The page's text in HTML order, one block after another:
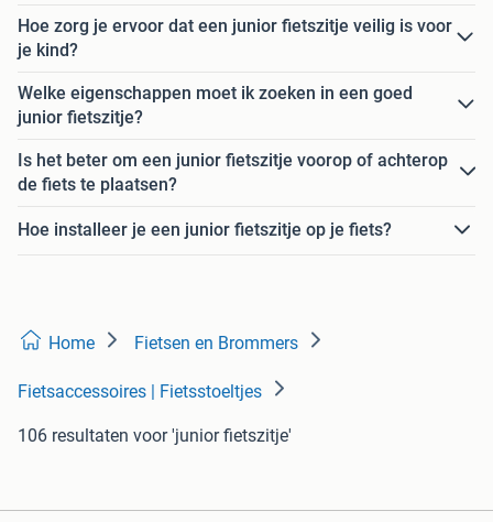
Hoe zorg je ervoor dat een junior fietszitje veilig is voor
je kind?
Welke eigenschappen moet ik zoeken in een goed
junior fietszitje?
Is het beter om een junior fietszitje voorop of achterop
de fiets te plaatsen?
Hoe installeer je een junior fietszitje op je fiets?
Home Fietsen en Brommers
Fietsaccessoires | Fietsstoeltjes
106 resultaten voor 'junior fietszitje'